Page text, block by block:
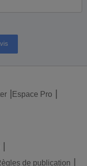
Espace Pro
de publication